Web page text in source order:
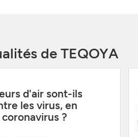
de TEQOYA
d'air sont-ils
les virus, en
?